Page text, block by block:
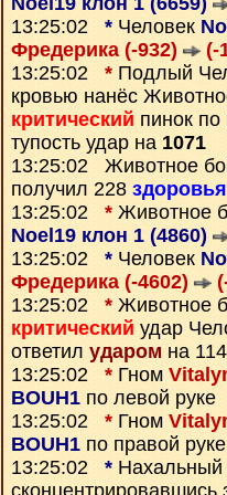
13:25:02 * Человек
Фредерика (-932)
(-
13:25:02 * Подлый
кровью нанёс
критический пинок по
тупость удар на 1071
13:25:02 Животное
получил 228 здоровья
13:25:02 * Животное
Noel19 клон 1 (4860)
13:25:02 * Человек
Фредерика (-4602)
13:25:02 * Животное
критический удар
ответил ударом на
13:25:02 * Гном
BOUH1 по левой руке
13:25:02 * Гном
BOUH1 по правой руке
13:25:02 *
сконцентрировавшись